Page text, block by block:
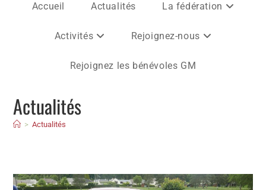
Accueil Actualités La fédération
Activités Rejoignez-nous
Rejoignez les bénévoles GM
Actualités
> Actualités